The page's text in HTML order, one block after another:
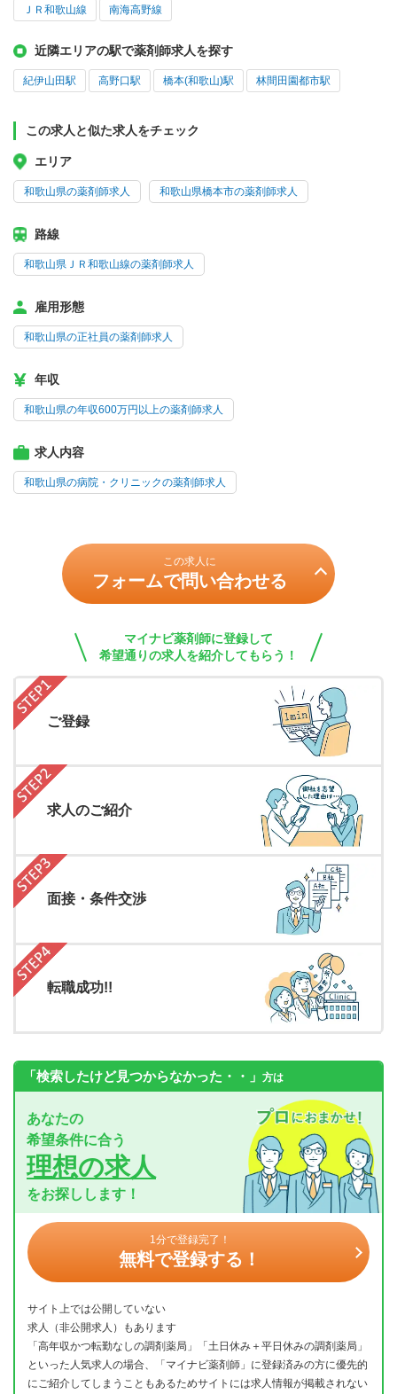
ＪＲ和歌山線 南海高野線
近隣エリアの駅で薬剤師求人を探す
紀伊山田駅 高野口駅 橋本(和歌山)駅 林間田園都市駅
この求人と似た求人をチェック
エリア
和歌山県の薬剤師求人 和歌山県橋本市の薬剤師求人
路線
和歌山県ＪＲ和歌山線の薬剤師求人
雇用形態
和歌山県の正社員の薬剤師求人
年収
和歌山県の年収600万円以上の薬剤師求人
求人内容
和歌山県の病院・クリニックの薬剤師求人
この求人に
フォームで問い合わせる
マイナビ薬剤師に登録して
希望通りの求人を紹介してもらう！
ご登録
求人のご紹介
面接・条件交渉
転職成功!!
「検索したけど見つからなかった・・」 方は
あなたの
希望条件に合う
理想の求人
をお探しします！
1分で登録完了！
無料で登録する！
サイト上では公開していない
求人（非公開求人）もあります
「高年収かつ転勤なしの調剤薬局」「土日休み＋平日休みの調剤薬局」
といった人気求人の場合、「マイナビ薬剤師」に登録済みの方に優先的
にご紹介してしまうこともあるためサイトには求人情報が掲載されない